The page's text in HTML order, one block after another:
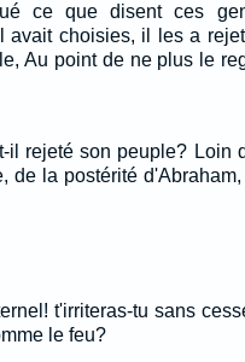
ce que disent ces
avait choisies, il les a
Au point de ne plus le
il rejeté son peuple? Loin
de la postérité
t'irriteras-tu sans
le feu?